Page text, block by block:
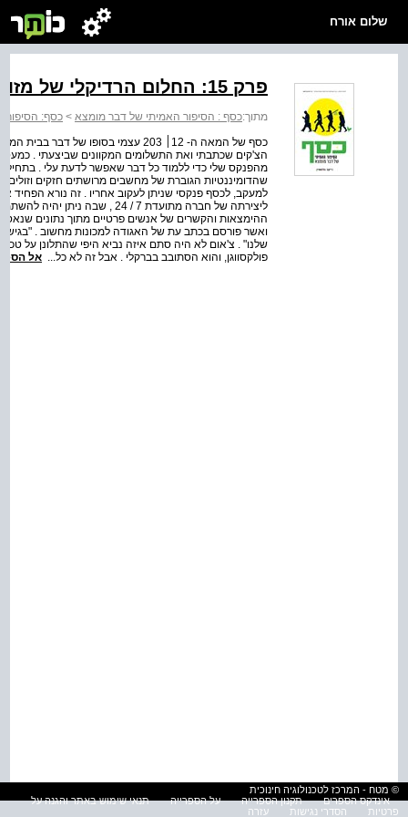
שלום אורח
פרק 15: החלום הרדיקלי של מזומן דיגיטלי
מתוך:כסף : הסיפור האמיתי של דבר מומצא > כסף: הסיפור
כסף של המאה ה- 12׀ 203 עצמי בסופו
הצ'קים שכתבתי ואת התשלומים המקוונים שביצעתי . כמעט
מהפנקס שלי כדי ללמוד כל דבר שאפשר לדעת עלי .
שהדומיננטיות הגוברת של מחשבים מרושתים חזקים וזולים
למעקב, לכסף פנקסי שניתן לעקוב אחריו . זה נורא הפחיד
ליצירתה של חברה מתועדת 7 / 24
ההימצאות והקשרים של אנשים פרטיים מתוך נתונים
ואשר פורסם בכתב עת של האגודה למכונות מחשוב . "בגישה
שלנו" . צ'אום לא היה סתם איזה נביא היפי שהתלונן על
פולקסווגן, והוא הסתובב בברקלי . אבל זה לא כל... אל
© מטח - המרכז לטכנולוגיה חינוכית
אינדקס הספרים
תקנון הספרייה על הספרייה
תנאי שימוש באתר והגנה על
פרטיות
הסדרי נגישות עזרה